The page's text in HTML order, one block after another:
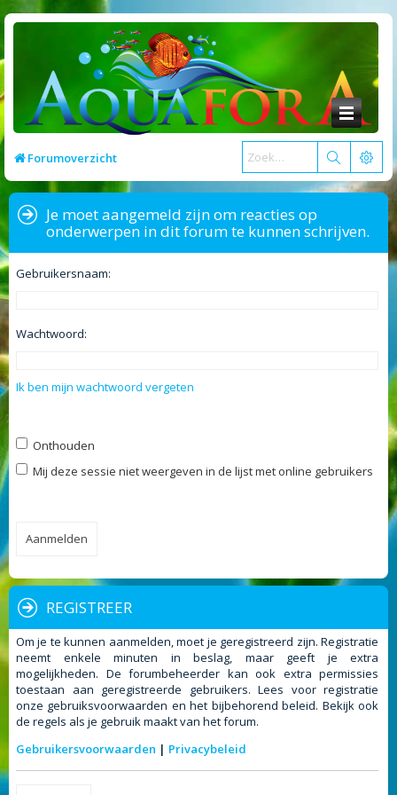
Forumoverzicht
Je moet aangemeld zijn om reacties op
onderwerpen in dit forum te kunnen schrijven.
Gebruikersnaam:
Wachtwoord:
Ik ben mijn wachtwoord vergeten
Onthouden
Mij deze sessie niet weergeven in de lijst met online gebruikers
REGISTREER
Om je te kunnen aanmelden, moet je geregistreerd zijn. Registratie
neemt enkele minuten in beslag, maar geeft je extra
mogelijkheden. De forumbeheerder kan ook extra permissies
toestaan aan geregistreerde gebruikers. Lees voor registratie
onze gebruiksvoorwaarden en het bijbehorend beleid. Bekijk ook
de regels als je gebruik maakt van het forum.
Gebruikersvoorwaarden | Privacybeleid